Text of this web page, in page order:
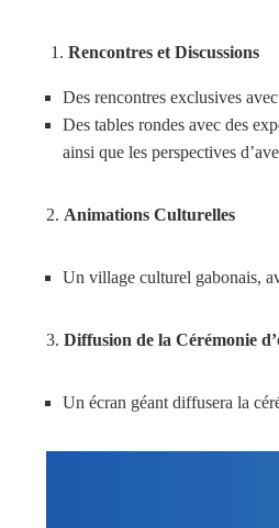
Rencontres et Discussions
Des rencontres exclusives
Des tables rondes avec des
ainsi que les perspectives
2. Animations Culturelles
Un village culturel gabonais,
3. Diffusion de la Cérémonie
Un écran géant diffusera la